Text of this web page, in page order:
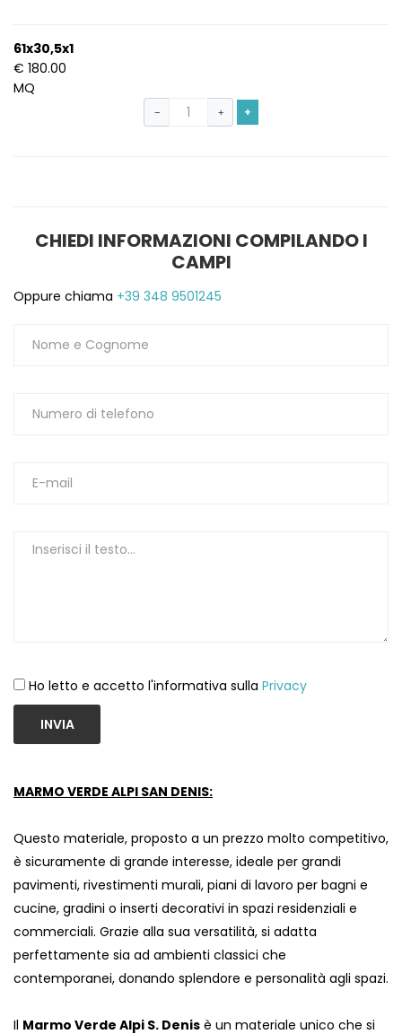
61x30,5x1
€ 180.00
MQ
− + +
CHIEDI INFORMAZIONI COMPILANDO I
CAMPI
Oppure chiama +39 348 9501245
Ho letto e accetto l'informativa sulla Privacy
INVIA
MARMO VERDE ALPI SAN DENIS:
Questo materiale, proposto a un prezzo molto competitivo,
è sicuramente di grande interesse, ideale per grandi
pavimenti, rivestimenti murali, piani di lavoro per bagni e
cucine, gradini o inserti decorativi in ​​spazi residenziali e
commerciali. Grazie alla sua versatilità, si adatta
perfettamente sia ad ambienti classici che
contemporanei, donando splendore e personalità agli spazi.
Il Marmo Verde Alpi S. Denis è un materiale unico che si